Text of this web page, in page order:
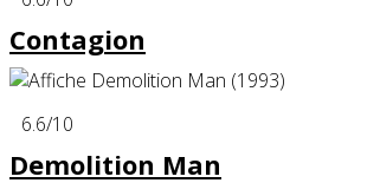
Contagion
6.6/10
Demolition Man